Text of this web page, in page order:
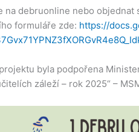
na debruonline nebo
formuláře zde: https://
byla podpořena
záleží – rok 2025“ –